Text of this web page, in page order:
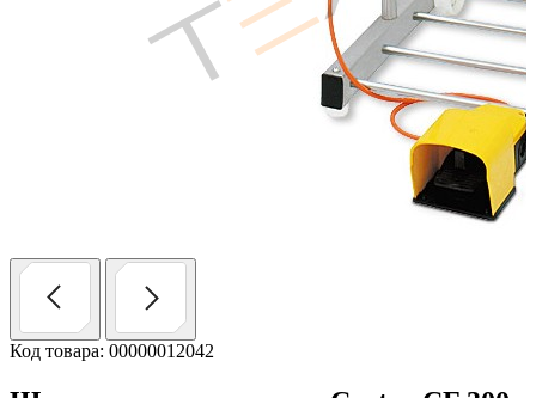
Код товара: 00000012042